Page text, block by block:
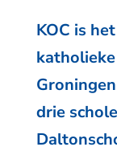
KOC is
drie